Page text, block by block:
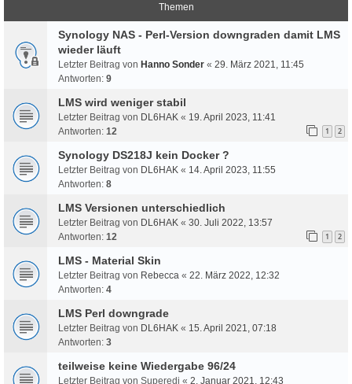
Themen
Synology NAS - Perl-Version downgraden damit LMS
wieder läuft
Letzter Beitrag von Hanno Sonder « 29. März 2021, 11:45
Antworten: 9
LMS wird weniger stabil
Letzter Beitrag von DL6HAK « 19. April 2023, 11:41
Antworten: 12 1 2
Synology DS218J kein Docker ?
Letzter Beitrag von DL6HAK « 14. April 2023, 11:55
Antworten: 8
LMS Versionen unterschiedlich
Letzter Beitrag von DL6HAK « 30. Juli 2022, 13:57
Antworten: 12 1 2
LMS - Material Skin
Letzter Beitrag von Rebecca « 22. März 2022, 12:32
Antworten: 4
LMS Perl downgrade
Letzter Beitrag von DL6HAK « 15. April 2021, 07:18
Antworten: 3
teilweise keine Wiedergabe 96/24
Letzter Beitrag von Superedi « 2. Januar 2021, 12:43